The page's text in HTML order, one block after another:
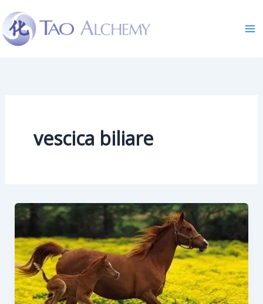
content
vescica biliare